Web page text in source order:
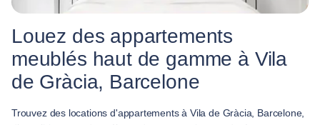
Louez des appartements
meublés haut de gamme à Vila
de Gràcia, Barcelone
Trouvez des locations d'appartements à Vila de Gràcia, Barcelone,